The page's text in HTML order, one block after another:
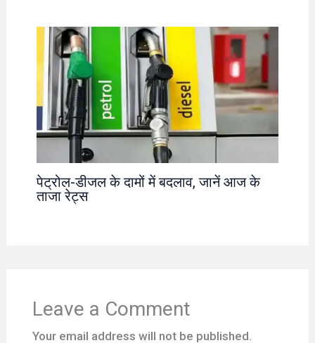
पेट्रोल-डीजल के दामों में बदलाव, जानें आज के
ताजा रेट्स
Leave a Comment
Your email address will not be published.